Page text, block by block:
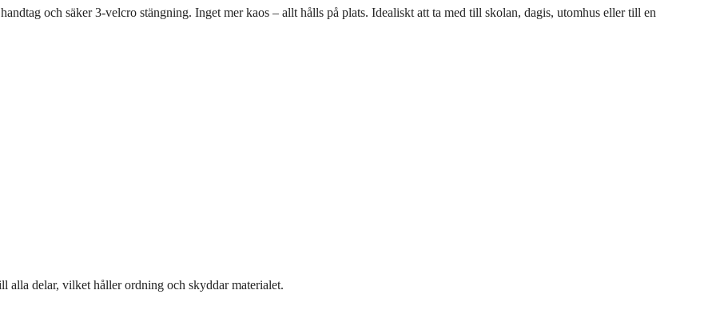
och säker 3-velcro stängning. Inget mer kaos – allt hålls på plats. Idealiskt att ta med till skolan, dagis, utomhus eller till en
alla delar, vilket håller ordning och skyddar materialet.